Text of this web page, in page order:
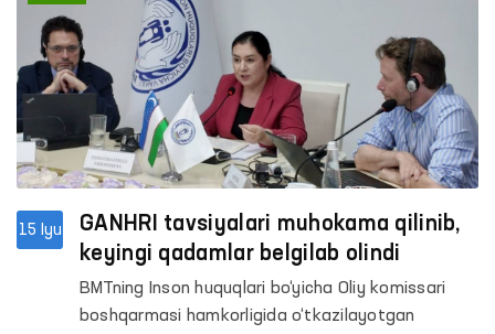
15 Iyu
GANHRI tavsiyalari muhokama qilinib,
keyingi qadamlar belgilab olindi
BMTning Inson huquqlari bo‘yicha Oliy komissari
boshqarmasi hamkorligida o‘tkazilayotgan